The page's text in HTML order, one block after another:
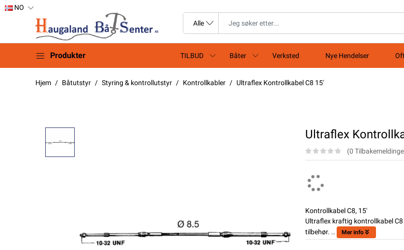
NO
Produkter TILBUD Båter Verksted Nye Hendelser
Hjem Båtutstyr Styring & kontrollutstyr Kontrollkabler Ultraflex Kontrollkabel C8 15'
Ultraflex
(0
Kontrollkabel C8, 15'
Ultraflex kraftig kontrollkabel
tilbehør. ..
Mer info